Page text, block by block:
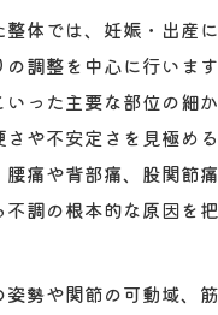
体では、妊娠・出産
調整を中心に行いま
った主要な部位の細
や不安定さを見極め
痛や背部痛、股関節
調の根本的な原因を
勢や関節の可動域、